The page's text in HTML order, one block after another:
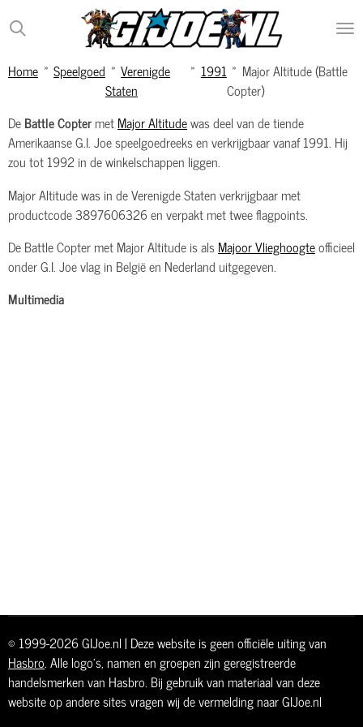
Ga
direct
de
Home » Speelgoed » Verenigde
Staten
» 1991 » Major Altitude (Battle
Copter)
DeBattle CoptermetMajor Altitudewas deel van de tiende
Amerikaanse G.I. Joe speelgoedreeks en verkrijgbaar vanaf 1991. Hij
zou tot 1992 in de winkelschappen liggen.
Major Altitude was in de Verenigde Staten verkrijgbaar met
productcode 3897606326 en verpakt met twee flagpoints.
De Battle Copter met Major Altitude is alsMajoor Vlieghoogteofficieel
onder G.I. Joe vlag in België en Nederland uitgegeven.
Multimedia
© 1999-2026 GIJoe.nl | Deze website is geen officiële uiting van
Hasbro. Alle logo's, namen en groepen zijn geregistreerde
handelsmerken van Hasbro. Bij gebruik van materiaal van deze
website op andere sites vragen wij de vermelding naar GIJoe.nl